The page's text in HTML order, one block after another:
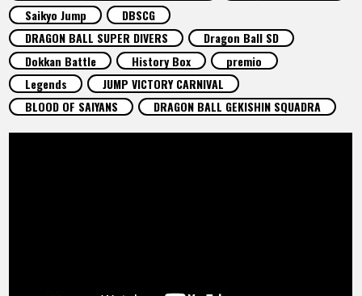
ACERCA DE
LANGUAGE
JP
EN FR DE ES
Saikyo Jump
DBSCG
DRAGON BALL SUPER DIVERS
Dragon Ball SD
Dokkan Battle
History Box
premio
Legends
JUMP VICTORY CARNIVAL
BLOOD OF SAIYANS
DRAGON BALL GEKISHIN SQUADRA